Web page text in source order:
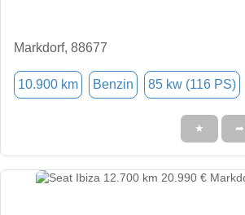
Markdorf, 88677
10.900 km Benzin 85 kw (116 PS)
★ ➦